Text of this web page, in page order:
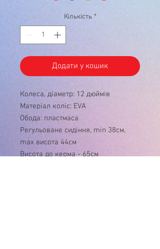
Кількість *
Додати у кошик
Колеса, діаметр: 12 дюймів
Матеріал коліс: EVA
Обода: пластмаса
Регульоване сидіння, min 38см,
max висота 44см
Висота до керма - 65см